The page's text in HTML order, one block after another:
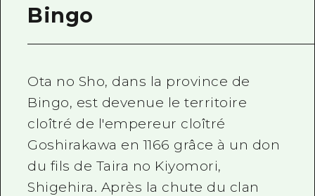
Bingo
Ota no Sho, dans la province de
Bingo, est devenue le territoire
cloîtré de l'empereur cloîtré
Goshirakawa en 1166 grâce à un don
du fils de Taira no Kiyomori,
Shigehira. Après la chute du clan